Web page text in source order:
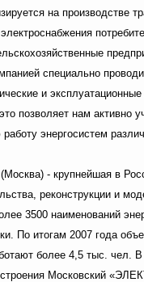
на производстве
специально
и
позволяет нам активно
энергосистем
- крупнейшая в
реконструкции и
3500 наименований
По итогам 2007 года
более 4,5 тыс. чел.
Московский